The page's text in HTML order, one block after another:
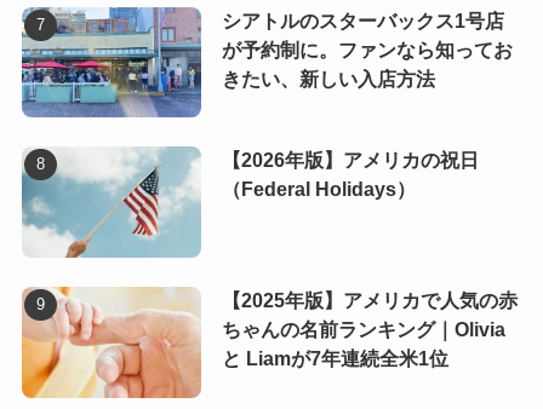
シアトルのスターバックス1号店
が予約制に。ファンなら知ってお
きたい、新しい入店方法
【2026年版】アメリカの祝日
（Federal Holidays）
【2025年版】アメリカで人気の赤
ちゃんの名前ランキング｜Olivia
と Liamが7年連続全米1位